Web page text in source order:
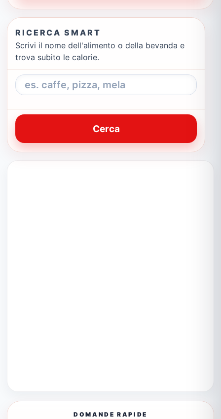
RICERCA SMART
Scrivi il nome dell'alimento o della bevanda e
trova subito le calorie.
Cerca
DOMANDE RAPIDE